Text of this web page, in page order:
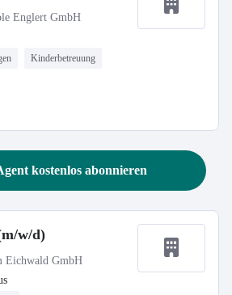
Englert GmbH
Kinderbetreuung
kostenlos abonnieren
w/d)
Eichwald GmbH